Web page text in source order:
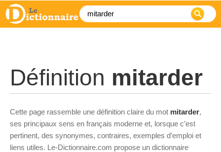
Définition mitarder
Cette page rassemble une définition claire du mot mitarder,
ses principaux sens en français moderne et, lorsque c’est
pertinent, des synonymes, contraires, exemples d’emploi et
liens utiles. Le-Dictionnaire.com propose un dictionnaire